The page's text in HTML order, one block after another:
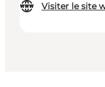
Visiter le site